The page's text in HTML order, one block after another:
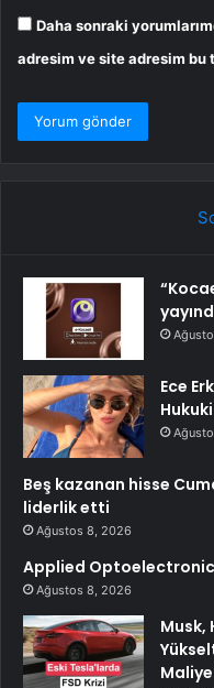
Daha sonraki
adresim ve site adresim bu
Ece
Beş kazanan hisse
liderlik etti
Ağustos 8, 2026
Applied
Ağustos 8, 2026
Musk,